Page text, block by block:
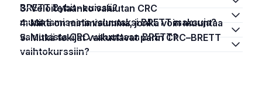
BRETT Bybit-euissä?
3. Veloitetaanko valuutan CRC
muuntamisesta valuutaksi BRETT maksuja?
4. Mikä on minimisumma, jonka voin muuntaa
valuutasta CRC valuuttaan BRETT?
5. Mitkä tekijät vaikuttavat parin CRC–BRETT
vaihtokurssiin?